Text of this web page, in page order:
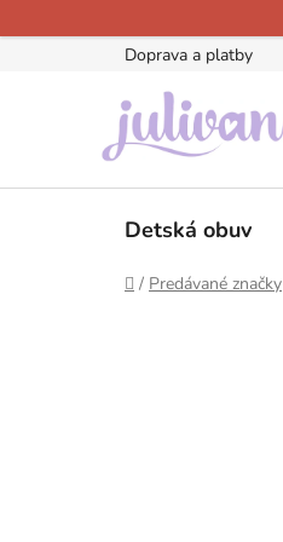
na
Doprava a platby
Detská obuv
Domov
/ Predávané značky